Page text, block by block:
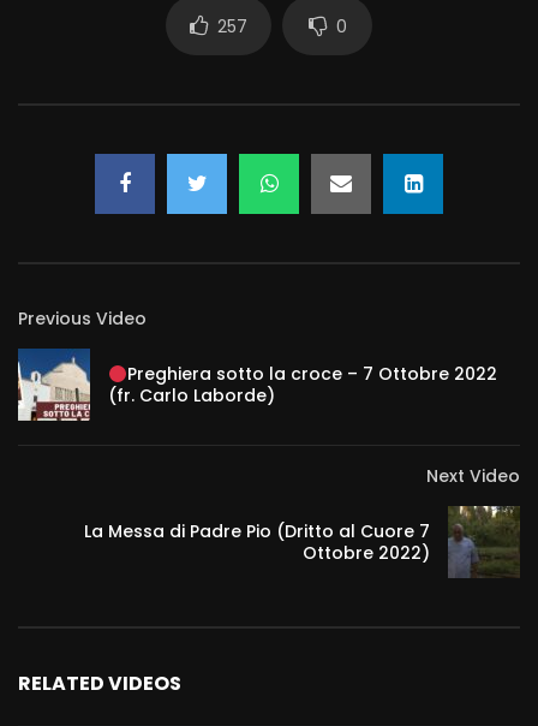
257 0
Previous Video
Preghiera sotto la croce – 7 Ottobre 2022
(fr. Carlo Laborde)
Next Video
La Messa di Padre Pio (Dritto al Cuore 7
Ottobre 2022)
RELATED VIDEOS